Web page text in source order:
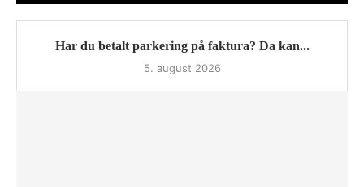
Har du betalt parkering på faktura? Da kan...
5. august 2026